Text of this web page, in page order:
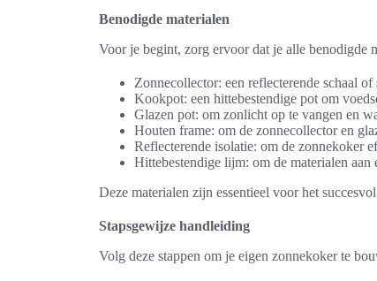
Benodigde materialen
Voor je begint, zorg ervoor dat je alle benodigde
Zonnecollector: een reflecterende schaal
Kookpot: een hittebestendige pot om
Glazen pot: om zonlicht op te vangen en
Houten frame: om de zonnecollector en
Reflecterende isolatie: om de zonnekoker
Hittebestendige lijm: om de materialen aan
Deze materialen zijn essentieel voor het
Stapsgewijze handleiding
Volg deze stappen om je eigen zonnekoker te